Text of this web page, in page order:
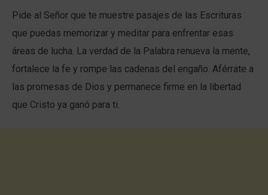
Pide al Señor que te muestre pasajes de las Escrituras
que puedas memorizar y meditar para enfrentar esas
áreas de lucha. La verdad de la Palabra renueva la mente,
fortalece la fe y rompe las cadenas del engaño. Aférrate a
las promesas de Dios y permanece firme en la libertad
que Cristo ya ganó para ti.